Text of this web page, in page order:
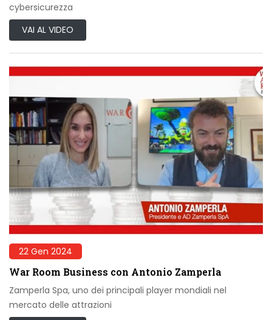
cybersicurezza
VAI AL VIDEO
22 Gen 2024
War Room Business con Antonio Zamperla
Zamperla Spa, uno dei principali player mondiali nel
mercato delle attrazioni